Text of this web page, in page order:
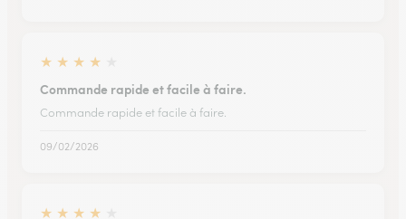
★ ★ ★ ★
Commande rapide et facile à faire.
Commande rapide et facile à faire.
09/02/2026
★ ★ ★ ★